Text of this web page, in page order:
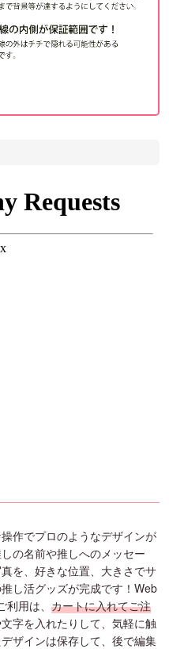
作でプロのようなデザインが
の名前や推しへのメッセー
を、好きな位置、大きさでサ
し活グッズが完成です！Web
用は、 カートに入れてご注
字を入れたりして、気軽に触
ザインは保存して、後で編集